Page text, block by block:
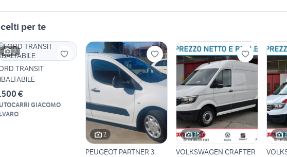
per te
2
TRANSIT
€
GIACOMO
2
PEUGEOT PARTNER 3
15
VOLKSWAGEN CRAFTER